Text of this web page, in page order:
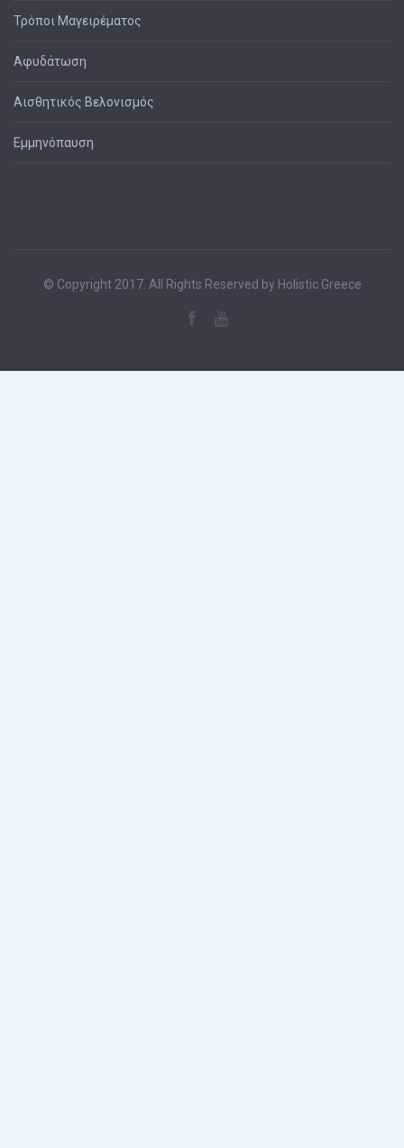
Τρόποι Μαγειρέματος
Αφυδάτωση
Αισθητικός Βελονισμός
Εμμηνόπαυση
© Copyright 2017. All Rights Reserved by Holistic Greece